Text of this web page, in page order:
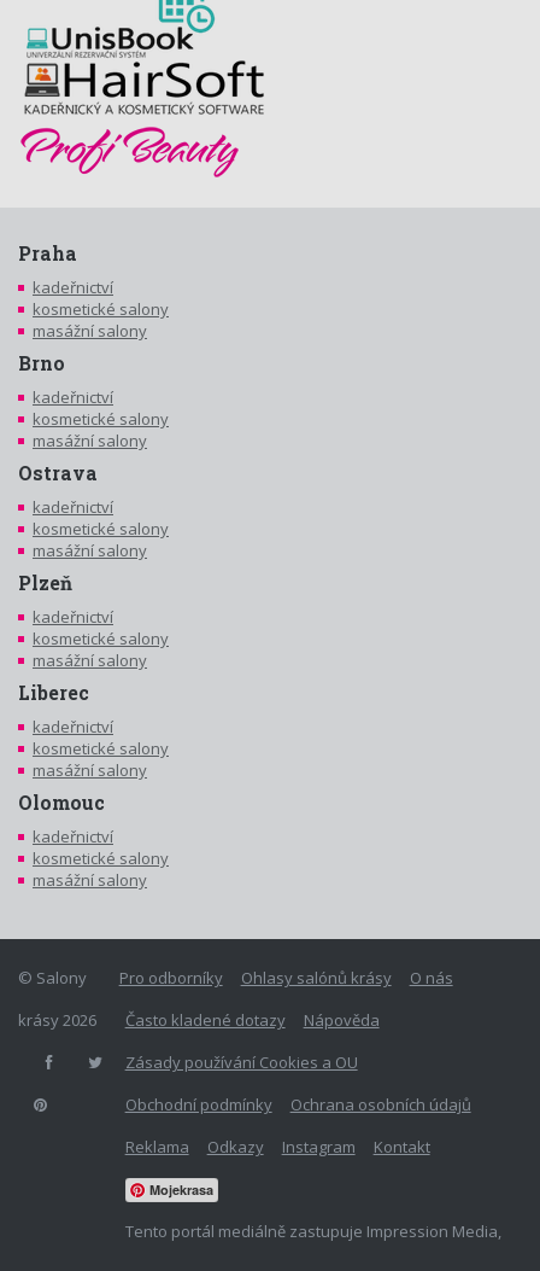
Praha
kadeřnictví
kosmetické salony
masážní salony
Brno
kadeřnictví
kosmetické salony
masážní salony
Ostrava
kadeřnictví
kosmetické salony
masážní salony
Plzeň
kadeřnictví
kosmetické salony
masážní salony
Liberec
kadeřnictví
kosmetické salony
masážní salony
Olomouc
kadeřnictví
kosmetické salony
masážní salony
Pro odborníky Ohlasy salónů krásy
O nás
Často kladené dotazy
Nápověda
Zásady používání Cookies a OU
Obchodní podmínky
Ochrana osobních údajů
Reklama
Odkazy Instagram Kontakt
Mojekrasa
Tento portál mediálně zastupuje Impression Media,
© Salony
krásy 2026